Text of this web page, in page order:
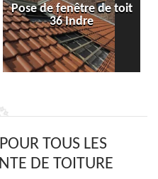
Pose de fenêtre de toit
36 Indre
TOUS LES
DE TOITURE